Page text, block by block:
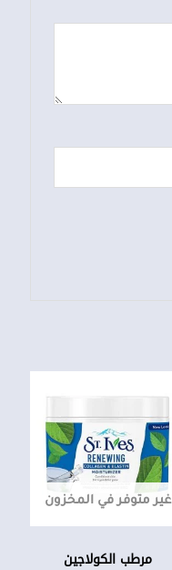
غير متوفر في المخزون
مرطب الكولاجين